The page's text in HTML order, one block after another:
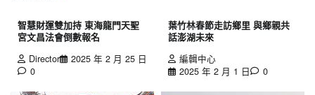
智慧財運雙加持 東海龍門天聖
宮文昌法會倒數報名
Director
2025 年 2 月 25 日
0
葉竹林春節走訪鄉里 與鄉親共
話澎湖未來
編輯中心
2025 年 2 月 1 日
0